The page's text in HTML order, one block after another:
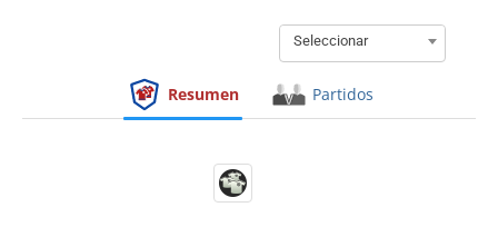
Seleccionar
Resumen Partidos